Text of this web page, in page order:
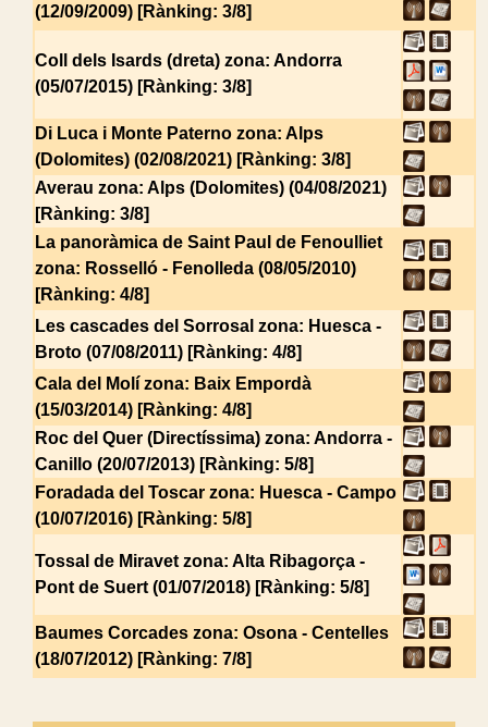
(12/09/2009) [Rànking: 3/8]
Coll dels Isards (dreta) zona: Andorra
(05/07/2015) [Rànking: 3/8]
Di Luca i Monte Paterno zona: Alps
(Dolomites) (02/08/2021) [Rànking: 3/8]
Averau zona: Alps (Dolomites) (04/08/2021)
[Rànking: 3/8]
La panoràmica de Saint Paul de Fenoulliet
zona: Rosselló - Fenolleda (08/05/2010)
[Rànking: 4/8]
Les cascades del Sorrosal zona: Huesca -
Broto (07/08/2011) [Rànking: 4/8]
Cala del Molí zona: Baix Empordà
(15/03/2014) [Rànking: 4/8]
Roc del Quer (Directíssima) zona: Andorra -
Canillo (20/07/2013) [Rànking: 5/8]
Foradada del Toscar zona: Huesca - Campo
(10/07/2016) [Rànking: 5/8]
Tossal de Miravet zona: Alta Ribagorça -
Pont de Suert (01/07/2018) [Rànking: 5/8]
Baumes Corcades zona: Osona - Centelles
(18/07/2012) [Rànking: 7/8]